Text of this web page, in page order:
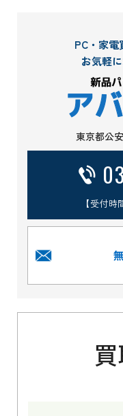
PC・家電
お気軽
東京都公
【受付